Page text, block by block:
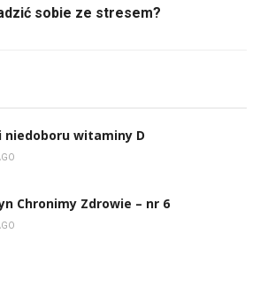
sobie ze stresem?
niedoboru witaminy D
Chronimy Zdrowie – nr 6